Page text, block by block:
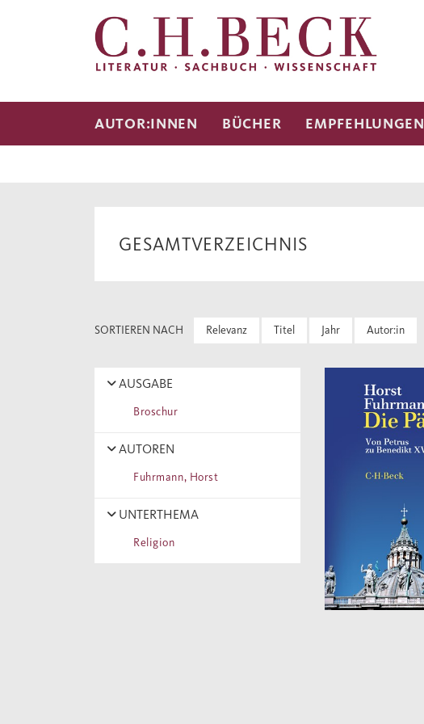
AUTOR:INNEN BÜCHER EMPFEHLUNGEN
GESAMTVERZEICHNIS
SORTIEREN NACH Relevanz Titel Jahr Autor:in
AUSGABE
Broschur
AUTOREN
Fuhrmann, Horst
UNTERTHEMA
Religion